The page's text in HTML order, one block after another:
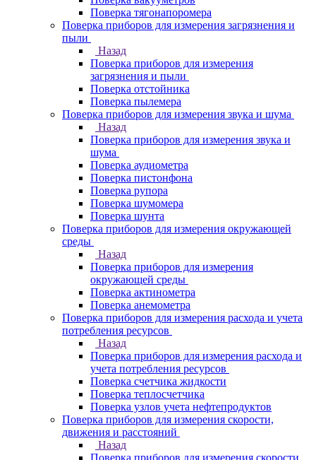
Поверка тягонапоромера
Поверка приборов для измерения загрязнения и
пыли
Назад
Поверка приборов для измерения
загрязнения и пыли
Поверка отстойника
Поверка пылемера
Поверка приборов для измерения звука и шума
Назад
Поверка приборов для измерения звука и
шума
Поверка аудиометра
Поверка пистонфона
Поверка рупора
Поверка шумомера
Поверка шунта
Поверка приборов для измерения окружающей
среды
Назад
Поверка приборов для измерения
окружающей среды
Поверка актинометра
Поверка анемометра
Поверка приборов для измерения расхода и учета
потребления ресурсов
Назад
Поверка приборов для измерения расхода и
учета потребления ресурсов
Поверка счетчика жидкости
Поверка теплосчетчика
Поверка узлов учета нефтепродуктов
Поверка приборов для измерения скорости,
движения и расстояний
Назад
Поверка приборов для измерения скорости,